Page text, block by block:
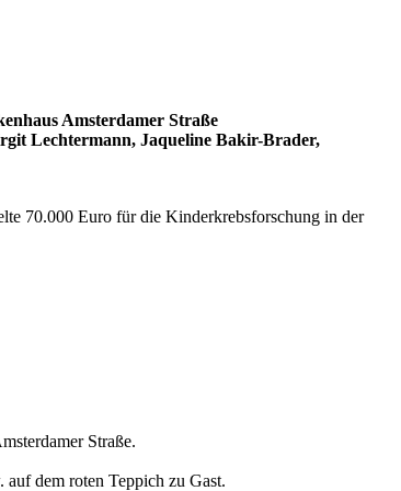
Amsterdamer Straße
Lechtermann, Jaqueline Bakir-Brader,
70.000 Euro für die Kinderkrebsforschung in der
Straße.
dem roten Teppich zu Gast.